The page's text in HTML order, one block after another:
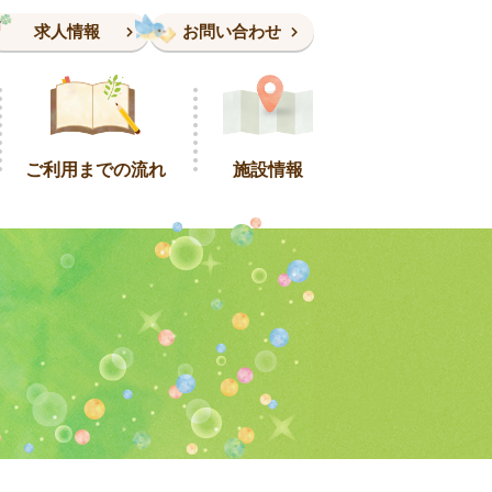
求人情報 お問い合わせ
ご利用までの流れ 施設情報